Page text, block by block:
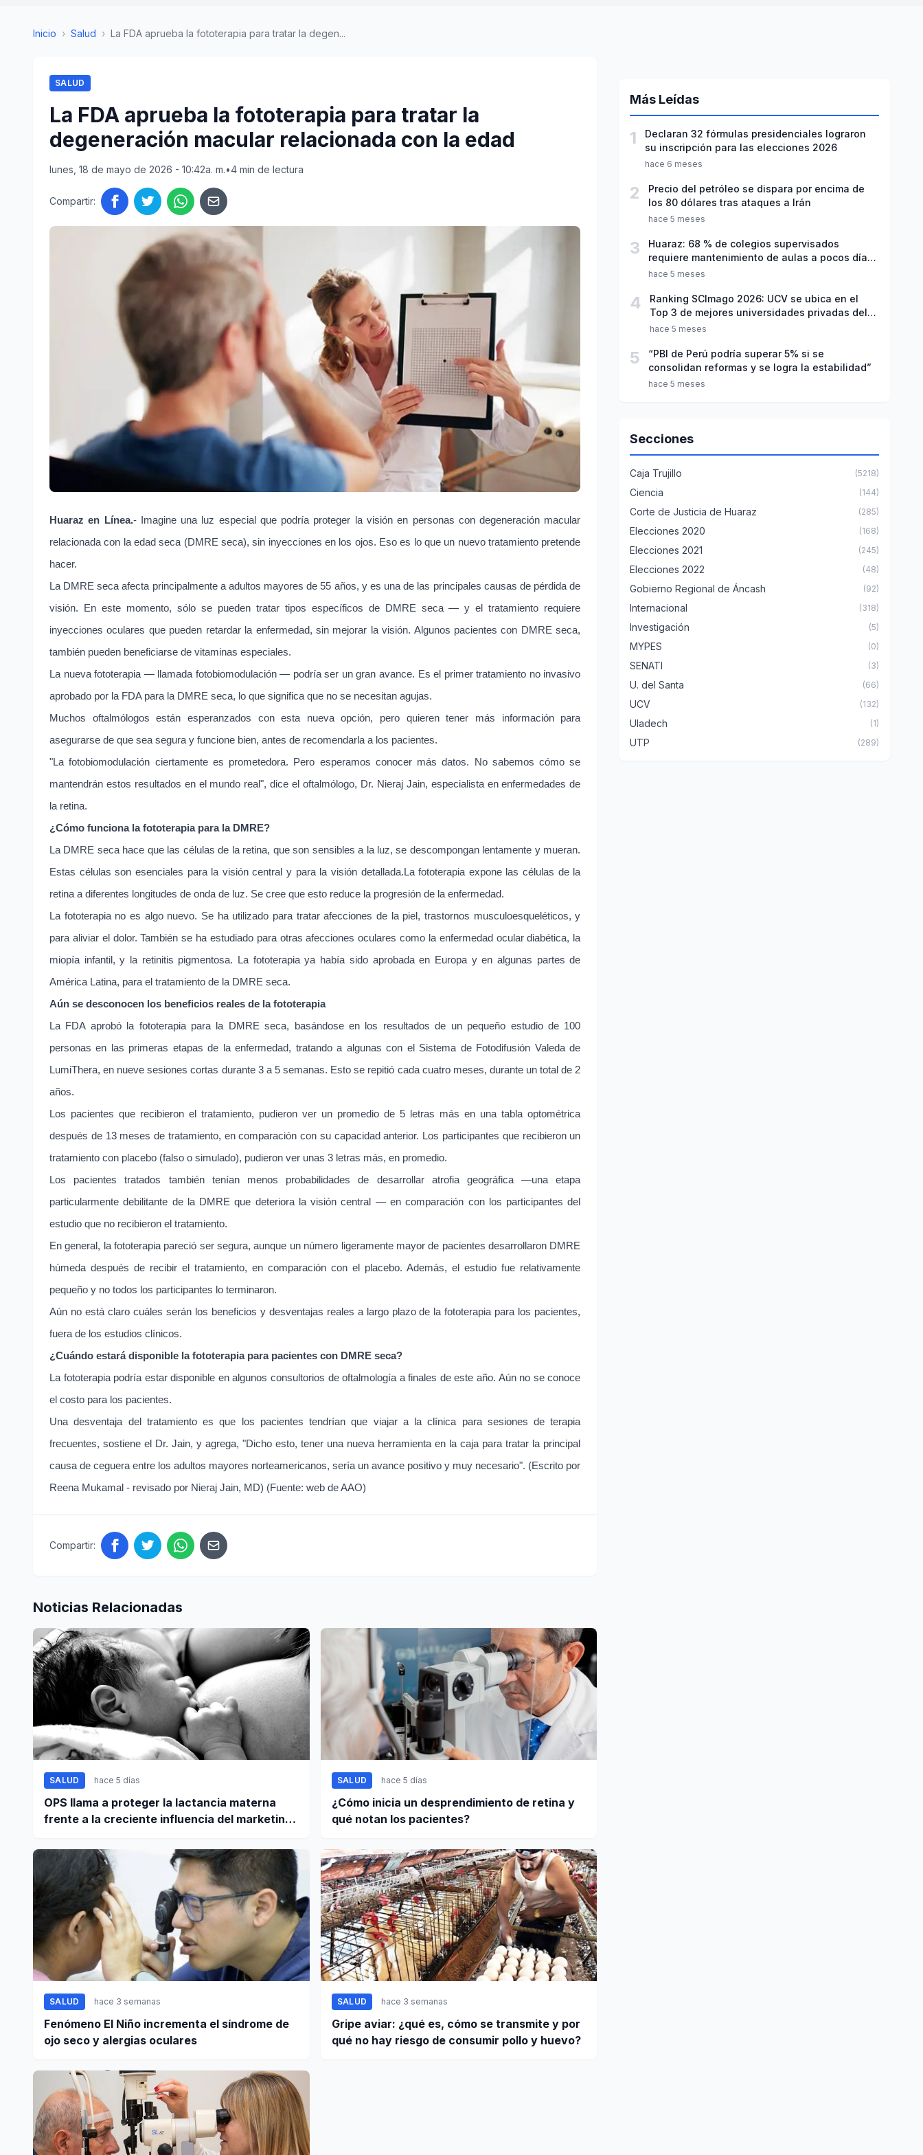
Inicio › Salud › La FDA aprueba la fototerapia para tratar la degen...
SALUD
La FDA aprueba la fototerapia para tratar la
degeneración macular relacionada con la edad
lunes, 18 de mayo de 2026 - 10:42a. m.•4 min de lectura
Compartir:
Huaraz en Línea.- Imagine una luz especial que podría proteger la visión en personas con degeneración macular
relacionada con la edad seca (DMRE seca), sin inyecciones en los ojos. Eso es lo que un nuevo tratamiento pretende
hacer.
La DMRE seca afecta principalmente a adultos mayores de 55 años, y es una de las principales causas de pérdida de
visión. En este momento, sólo se pueden tratar tipos específicos de DMRE seca — y el tratamiento requiere
inyecciones oculares que pueden retardar la enfermedad, sin mejorar la visión. Algunos pacientes con DMRE seca,
también pueden beneficiarse de vitaminas especiales.
La nueva fototerapia — llamada fotobiomodulación — podría ser un gran avance. Es el primer tratamiento no invasivo
aprobado por la FDA para la DMRE seca, lo que significa que no se necesitan agujas.
Muchos oftalmólogos están esperanzados con esta nueva opción, pero quieren tener más información para
asegurarse de que sea segura y funcione bien, antes de recomendarla a los pacientes.
"La fotobiomodulación ciertamente es prometedora. Pero esperamos conocer más datos. No sabemos cómo se
mantendrán estos resultados en el mundo real", dice el oftalmólogo, Dr. Nieraj Jain, especialista en enfermedades de
la retina.
¿Cómo funciona la fototerapia para la DMRE?
La DMRE seca hace que las células de la retina, que son sensibles a la luz, se descompongan lentamente y mueran.
Estas células son esenciales para la visión central y para la visión detallada.La fototerapia expone las células de la
retina a diferentes longitudes de onda de luz. Se cree que esto reduce la progresión de la enfermedad.
La fototerapia no es algo nuevo. Se ha utilizado para tratar afecciones de la piel, trastornos musculoesqueléticos, y
para aliviar el dolor. También se ha estudiado para otras afecciones oculares como la enfermedad ocular diabética, la
miopía infantil, y la retinitis pigmentosa. La fototerapia ya había sido aprobada en Europa y en algunas partes de
América Latina, para el tratamiento de la DMRE seca.
Aún se desconocen los beneficios reales de la fototerapia
La FDA aprobó la fototerapia para la DMRE seca, basándose en los resultados de un pequeño estudio de 100
personas en las primeras etapas de la enfermedad, tratando a algunas con el Sistema de Fotodifusión Valeda de
LumiThera, en nueve sesiones cortas durante 3 a 5 semanas. Esto se repitió cada cuatro meses, durante un total de 2
años.
Los pacientes que recibieron el tratamiento, pudieron ver un promedio de 5 letras más en una tabla optométrica
después de 13 meses de tratamiento, en comparación con su capacidad anterior. Los participantes que recibieron un
tratamiento con placebo (falso o simulado), pudieron ver unas 3 letras más, en promedio.
Los pacientes tratados también tenían menos probabilidades de desarrollar atrofia geográfica —una etapa
particularmente debilitante de la DMRE que deteriora la visión central — en comparación con los participantes del
estudio que no recibieron el tratamiento.
En general, la fototerapia pareció ser segura, aunque un número ligeramente mayor de pacientes desarrollaron DMRE
húmeda después de recibir el tratamiento, en comparación con el placebo. Además, el estudio fue relativamente
pequeño y no todos los participantes lo terminaron.
Aún no está claro cuáles serán los beneficios y desventajas reales a largo plazo de la fototerapia para los pacientes,
fuera de los estudios clínicos.
¿Cuándo estará disponible la fototerapia para pacientes con DMRE seca?
La fototerapia podría estar disponible en algunos consultorios de oftalmología a finales de este año. Aún no se conoce
el costo para los pacientes.
Una desventaja del tratamiento es que los pacientes tendrían que viajar a la clínica para sesiones de terapia
frecuentes, sostiene el Dr. Jain, y agrega, "Dicho esto, tener una nueva herramienta en la caja para tratar la principal
causa de ceguera entre los adultos mayores norteamericanos, sería un avance positivo y muy necesario". (Escrito por
Reena Mukamal - revisado por Nieraj Jain, MD) (Fuente: web de AAO)
Compartir:
Noticias Relacionadas
SALUD hace 5 días
OPS llama a proteger la lactancia materna
frente a la creciente influencia del marketing
SALUD hace 5 días
¿Cómo inicia un desprendimiento de retina y
qué notan los pacientes?
SALUD hace 3 semanas
Fenómeno El Niño incrementa el síndrome de
ojo seco y alergias oculares
SALUD hace 3 semanas
Gripe aviar: ¿qué es, cómo se transmite y por
qué no hay riesgo de consumir pollo y huevo?
Más Leídas
1
Declaran 32 fórmulas presidenciales lograron
su inscripción para las elecciones 2026
hace 6 meses
2
Precio del petróleo se dispara por encima de
los 80 dólares tras ataques a Irán
hace 5 meses
3
Huaraz: 68 % de colegios supervisados
requiere mantenimiento de aulas a pocos días
de inicio del año escolar 2026
hace 5 meses
4
Ranking SCImago 2026: UCV se ubica en el
Top 3 de mejores universidades privadas del
Perú
hace 5 meses
5
“PBI de Perú podría superar 5% si se
consolidan reformas y se logra la estabilidad”
hace 5 meses
Secciones
Caja Trujillo (5218)
Ciencia (144)
Corte de Justicia de Huaraz (285)
Elecciones 2020 (168)
Elecciones 2021 (245)
Elecciones 2022 (48)
Gobierno Regional de Áncash (92)
Internacional (318)
Investigación (5)
MYPES (0)
SENATI (3)
U. del Santa (66)
UCV (132)
Uladech (1)
UTP (289)